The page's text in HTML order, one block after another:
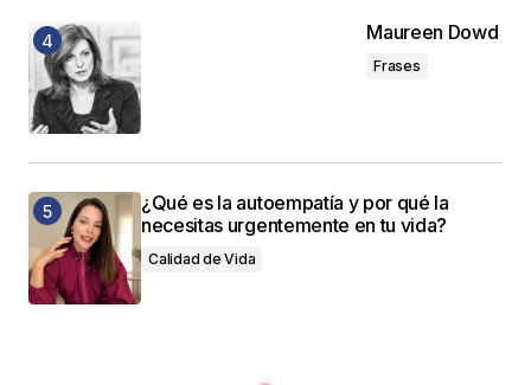
Maureen Dowd
Frases
¿Qué es la autoempatía y por qué la
necesitas urgentemente en tu vida?
Calidad de Vida